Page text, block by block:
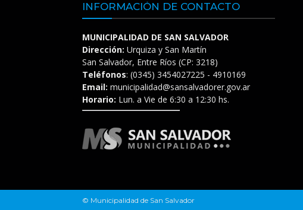
INFORMACIÓN DE CONTACTO
MUNICIPALIDAD DE SAN SALVADOR
Dirección: Urquiza y San Martín
San Salvador, Entre Ríos (CP: 3218)
Teléfonos: (0345) 3454027225 - 4910169
Email: municipalidad@sansalvadorer.gov.ar
Horario: Lun. a Vie de 6:30 a 12:30 hs.
© Municipalidad de San Salvador